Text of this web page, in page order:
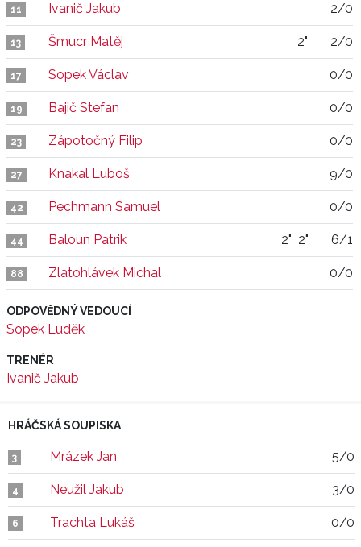
11 Ivanič Jakub 2/0
13 Šmucr Matěj 2" 2/0
17 Sopek Václav 0/0
19 Bajič Stefan 0/0
23 Zápotočný Filip 0/0
27 Knakal Luboš 9/0
42 Pechmann Samuel 0/0
44 Baloun Patrik 2" 2" 6/1
88 Zlatohlávek Michal 0/0
ODPOVĚDNÝ VEDOUCÍ
Sopek Luděk
TRENÉR
Ivanič Jakub
HRÁČSKÁ SOUPISKA
3 Mrázek Jan 5/0
4 Neužil Jakub 3/0
6 Trachta Lukáš 0/0